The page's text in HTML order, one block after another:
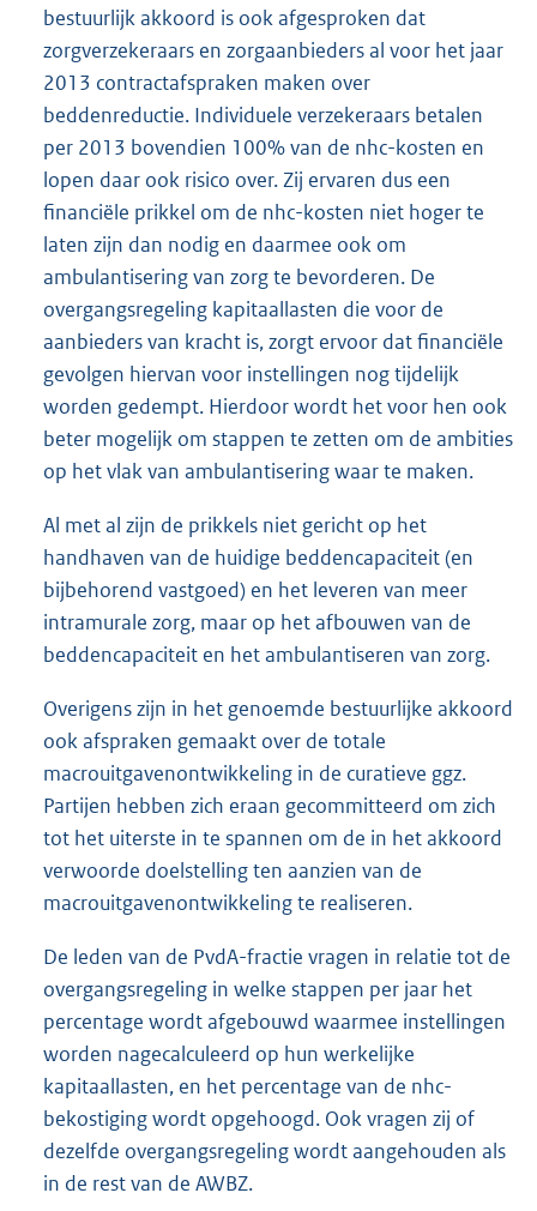
bestuurlijk akkoord is ook afgesproken dat
zorgverzekeraars en zorgaanbieders al voor het jaar
2013 contractafspraken maken over
beddenreductie. Individuele verzekeraars betalen
per 2013 bovendien 100% van de nhc-kosten en
lopen daar ook risico over. Zij ervaren dus een
financiële prikkel om de nhc-kosten niet hoger te
laten zijn dan nodig en daarmee ook om
ambulantisering van zorg te bevorderen. De
overgangsregeling kapitaallasten die voor de
aanbieders van kracht is, zorgt ervoor dat financiële
gevolgen hiervan voor instellingen nog tijdelijk
worden gedempt. Hierdoor wordt het voor hen ook
beter mogelijk om stappen te zetten om de ambities
op het vlak van ambulantisering waar te maken.
Al met al zijn de prikkels niet gericht op het
handhaven van de huidige beddencapaciteit (en
bijbehorend vastgoed) en het leveren van meer
intramurale zorg, maar op het afbouwen van de
beddencapaciteit en het ambulantiseren van zorg.
Overigens zijn in het genoemde bestuurlijke akkoord
ook afspraken gemaakt over de totale
macrouitgavenontwikkeling in de curatieve ggz.
Partijen hebben zich eraan gecommitteerd om zich
tot het uiterste in te spannen om de in het akkoord
verwoorde doelstelling ten aanzien van de
macrouitgavenontwikkeling te realiseren.
De leden van de PvdA-fractie vragen in relatie tot de
overgangsregeling in welke stappen per jaar het
percentage wordt afgebouwd waarmee instellingen
worden nagecalculeerd op hun werkelijke
kapitaallasten, en het percentage van de nhc-
bekostiging wordt opgehoogd. Ook vragen zij of
dezelfde overgangsregeling wordt aangehouden als
in de rest van de AWBZ.